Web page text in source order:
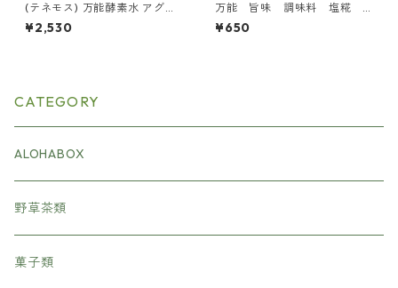
(テネモス) 万能酵素水 アグア
Ag・uA 650ml
¥2,530
万能 旨味 調味料 塩糀 2
00g 正しい調味料
¥650
CATEGORY
ALOHABOX
野草茶類
菓子類